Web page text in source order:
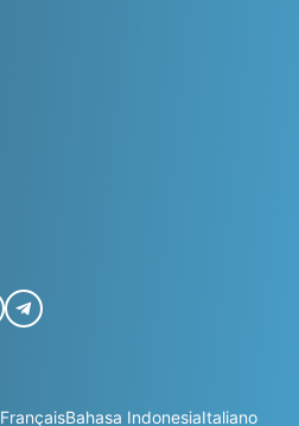
FrançaisBahasa IndonesiaItaliano